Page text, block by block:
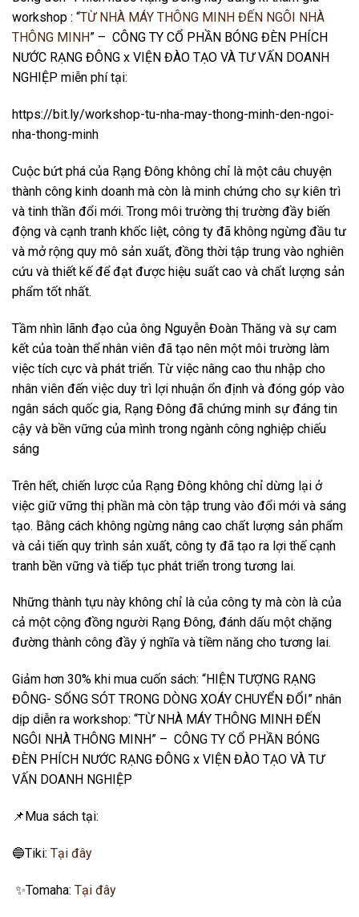
workshop : “TỪ NHÀ MÁY THÔNG MINH ĐẾN NGÔI NHÀ
THÔNG MINH” – CÔNG TY CỔ PHẦN BÓNG ĐÈN PHÍCH
NƯỚC RẠNG ĐÔNG x VIỆN ĐÀO TẠO VÀ TƯ VẤN DOANH
NGHIỆP miễn phí tại:
https://bit.ly/workshop-tu-nha-may-thong-minh-den-ngoi-
nha-thong-minh
Cuộc bứt phá của Rạng Đông không chỉ là một câu chuyện
thành công kinh doanh mà còn là minh chứng cho sự kiên trì
và tinh thần đổi mới. Trong môi trường thị trường đầy biến
động và cạnh tranh khốc liệt, công ty đã không ngừng đầu tư
và mở rộng quy mô sản xuất, đồng thời tập trung vào nghiên
cứu và thiết kế để đạt được hiệu suất cao và chất lượng sản
phẩm tốt nhất.
Tầm nhìn lãnh đạo của ông Nguyễn Đoàn Thăng và sự cam
kết của toàn thể nhân viên đã tạo nên một môi trường làm
việc tích cực và phát triển. Từ việc nâng cao thu nhập cho
nhân viên đến việc duy trì lợi nhuận ổn định và đóng góp vào
ngân sách quốc gia, Rạng Đông đã chứng minh sự đáng tin
cậy và bền vững của mình trong ngành công nghiệp chiếu
sáng
Trên hết, chiến lược của Rạng Đông không chỉ dừng lại ở
việc giữ vững thị phần mà còn tập trung vào đổi mới và sáng
tạo. Bằng cách không ngừng nâng cao chất lượng sản phẩm
và cải tiến quy trình sản xuất, công ty đã tạo ra lợi thế cạnh
tranh bền vững và tiếp tục phát triển trong tương lai.
Những thành tựu này không chỉ là của công ty mà còn là của
cả một cộng đồng người Rạng Đông, đánh dấu một chặng
đường thành công đầy ý nghĩa và tiềm năng cho tương lai.
Giảm hơn 30% khi mua cuốn sách: “HIỆN TƯỢNG RẠNG
ĐÔNG- SỐNG SÓT TRONG DÒNG XOÁY CHUYỂN ĐỔI” nhân
dịp diễn ra workshop: “TỪ NHÀ MÁY THÔNG MINH ĐẾN
NGÔI NHÀ THÔNG MINH” – CÔNG TY CỔ PHẦN BÓNG
ĐÈN PHÍCH NƯỚC RẠNG ĐÔNG x VIỆN ĐÀO TẠO VÀ TƯ
VẤN DOANH NGHIỆP
📌Mua sách tại:
🔵Tiki: Tại đây
✨Tomaha: Tại đây